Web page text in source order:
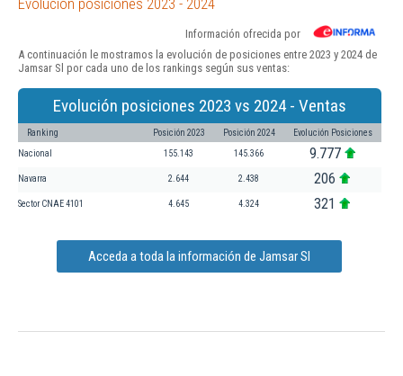
Información ofrecida por
A continuación le mostramos la evolución de posiciones entre 2023 y 2024 de
Jamsar Sl por cada uno de los rankings según sus ventas:
Evolución posiciones 2023 vs 2024 - Ventas
Ranking Posición 2023 Posición 2024 Evolución Posiciones
Nacional 155.143 145.366 9.777
Navarra 2.644 2.438 206
Sector CNAE 4101 4.645 4.324 321
Acceda a toda la información de Jamsar Sl